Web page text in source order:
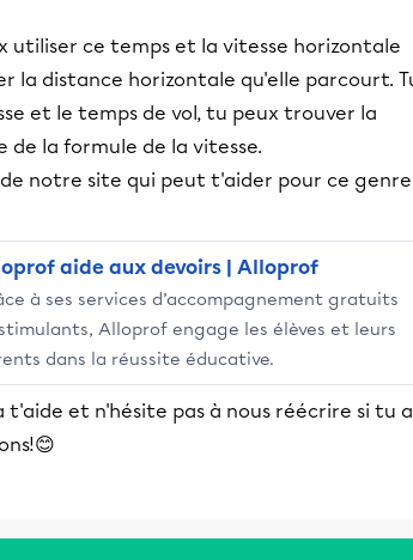
utiliser ce temps et la vitesse horizontale
la distance horizontale qu'elle parcourt.
et le temps de vol, tu peux trouver la
de la formule de la vitesse.
notre site qui peut t'aider pour ce genre
aide aux devoirs | Alloprof
à ses services d’accompagnement gratuits
Alloprof engage les élèves et leurs
dans la réussite éducative.
t'aide et n'hésite pas à nous réécrire si tu